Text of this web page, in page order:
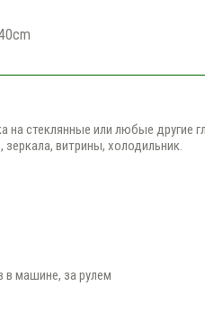
на стеклянные или любые другие
витрины, холодильник.
в машине, за рулем